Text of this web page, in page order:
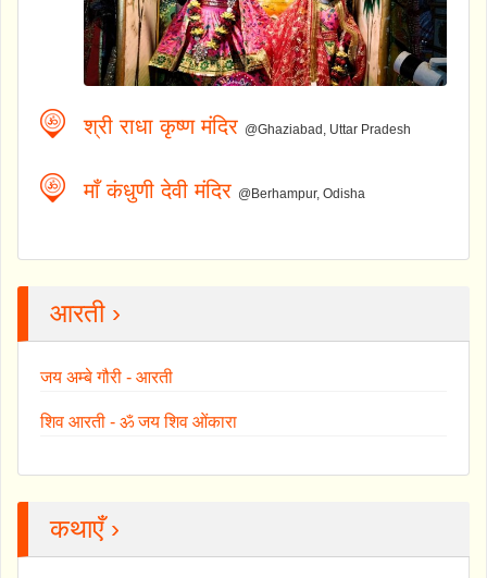
श्री राधा कृष्ण मंदिर @Ghaziabad, Uttar Pradesh
माँ कंधुणी देवी मंदिर @Berhampur, Odisha
आरती ›
जय अम्बे गौरी - आरती
शिव आरती - ॐ जय शिव ओंकारा
कथाएँ ›